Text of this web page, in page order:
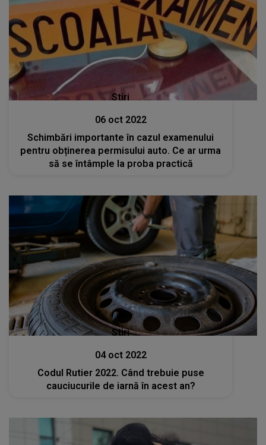
Stiri
06 oct 2022
Schimbări importante în cazul examenului
pentru obținerea permisului auto. Ce ar urma
să se întâmple la proba practică
Stiri
04 oct 2022
Codul Rutier 2022. Când trebuie puse
cauciucurile de iarnă în acest an?